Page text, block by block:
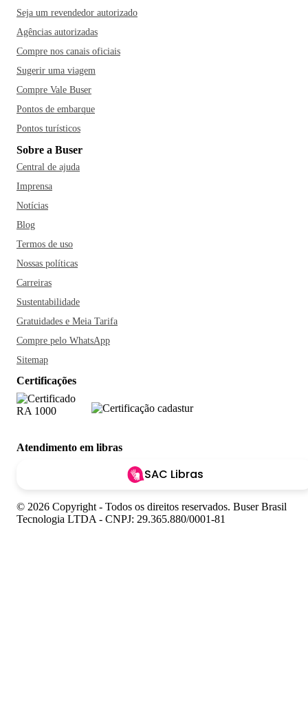
Seja um revendedor autorizado
Agências autorizadas
Compre nos canais oficiais
Sugerir uma viagem
Compre Vale Buser
Pontos de embarque
Pontos turísticos
Sobre a Buser
Central de ajuda
Imprensa
Notícias
Blog
Termos de uso
Nossas políticas
Carreiras
Sustentabilidade
Gratuidades e Meia Tarifa
Compre pelo WhatsApp
Sitemap
Certificações
Atendimento em libras
SAC Libras
© 2026 Copyright - Todos os direitos reservados. Buser Brasil
Tecnologia LTDA - CNPJ: 29.365.880/0001-81